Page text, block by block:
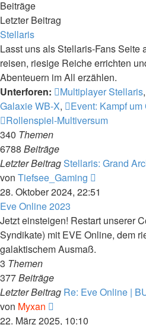
Beiträge
Letzter Beitrag
Stellaris
Lasst uns als Stellaris-Fans Seite
reisen, riesige Reiche errichten
Abenteuern im All erzählen.
Unterforen:
Multiplayer Stellaris,
Galaxie WB-X, Event: Kampf
Rollenspiel-Multiversum
340 Themen
6788 Beiträge
Letzter BeitragStellaris: Grand
von Tiefsee_Gaming
Beitrag
28. Oktober 2024, 22:51
Eve Online 2023
Jetzt einsteigen! Restart unserer
Syndikate) mit EVE Online, dem
galaktischem Ausmaß.
3 Themen
377Beiträge
Letzter Beitrag Re: Eve Online |
von Myxan
Beitrag
22. März 2025, 10:10